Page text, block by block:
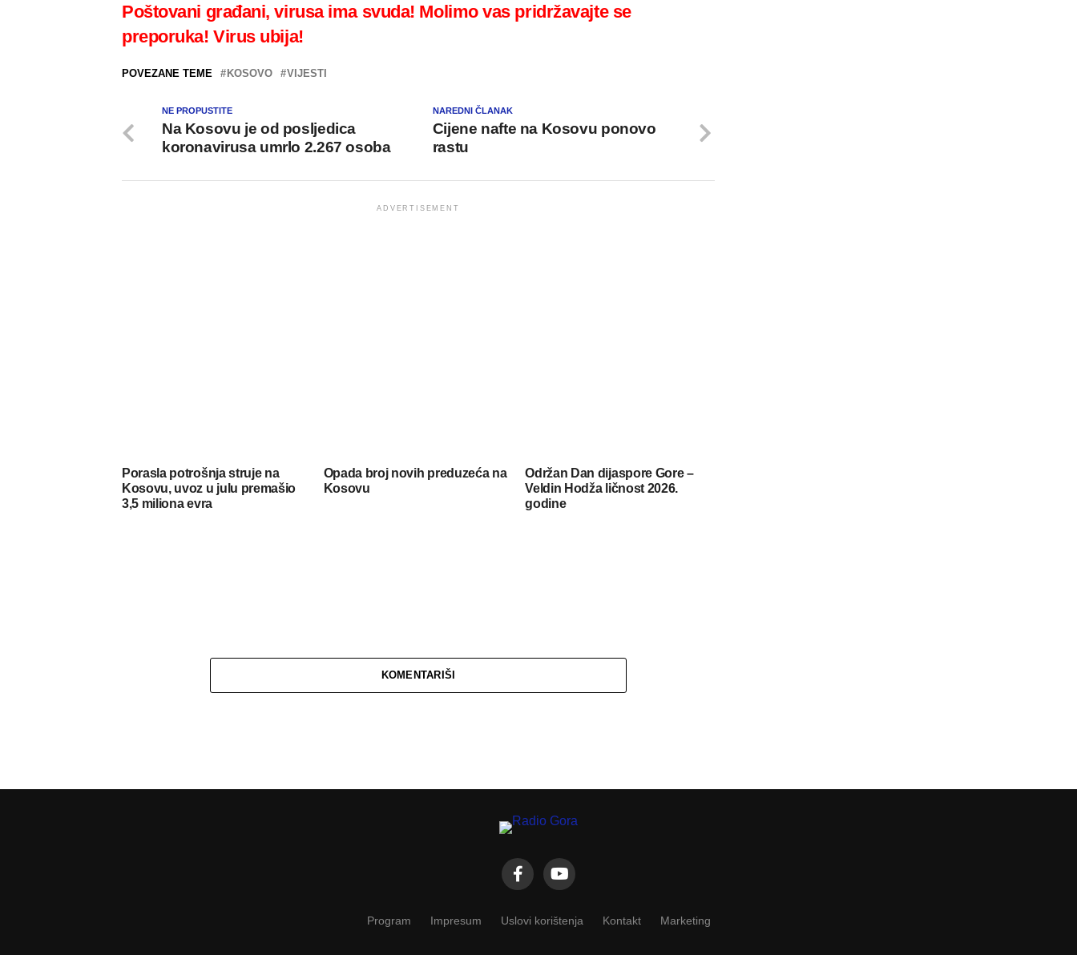
Poštovani građani, virusa ima svuda! Molimo vas pridržavajte se
preporuka! Virus ubija!
POVEZANE TEME KOSOVO VIJESTI
NAREDNI ČLANAK
Cijene nafte na Kosovu ponovo
rastu
NE PROPUSTITE
Na Kosovu je od posljedica
koronavirusa umrlo 2.267 osoba
ADVERTISEMENT
Porasla potrošnja struje na
Kosovu, uvoz u julu premašio
3,5 miliona evra
Opada broj novih preduzeća na
Kosovu
Održan Dan dijaspore Gore –
Veldin Hodža ličnost 2026.
godine
KOMENTARIŠI
Program Impresum Uslovi korištenja Kontakt Marketing